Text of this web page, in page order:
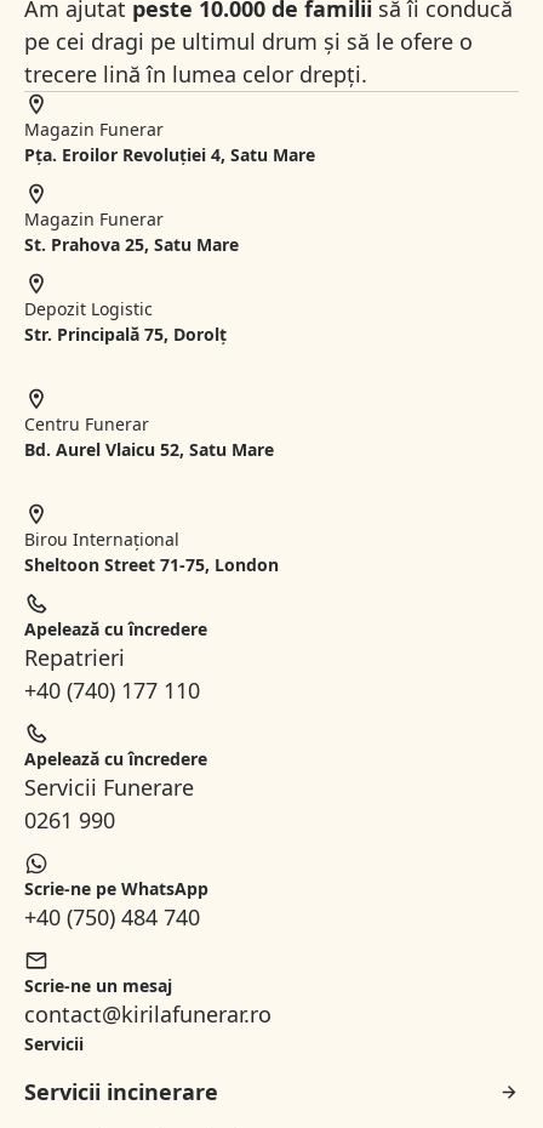
Am ajutat peste 10.000 de familii să îi conducă
pe cei dragi pe ultimul drum și să le ofere o
trecere lină în lumea celor drepți.
Magazin Funerar
Pța. Eroilor Revoluției 4, Satu Mare
Magazin Funerar
St. Prahova 25, Satu Mare
Depozit Logistic
Str. Principală 75, Dorolț
Centru Funerar
Bd. Aurel Vlaicu 52, Satu Mare
Birou Internațional
Sheltoon Street 71-75, London
Apelează cu încredere
Repatrieri
+40 (740) 177 110
Apelează cu încredere
Servicii Funerare
0261 990
Scrie-ne pe WhatsApp
+40 (750) 484 740
Scrie-ne un mesaj
contact@kirilafunerar.ro
Servicii
Servicii incinerare